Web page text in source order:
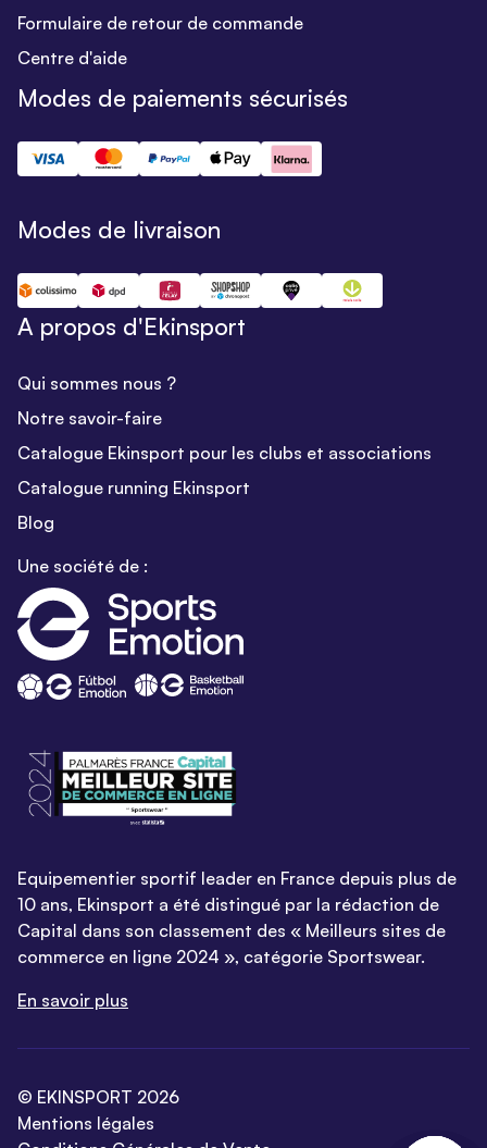
Formulaire de retour de commande
Centre d'aide
Modes de paiements sécurisés
Modes de livraison
A propos d'Ekinsport
Qui sommes nous ?
Notre savoir-faire
Catalogue Ekinsport pour les clubs et associations
Catalogue running Ekinsport
Blog
Une société de :
Equipementier sportif leader en France depuis plus de
10 ans, Ekinsport a été distingué par la rédaction de
Capital dans son classement des « Meilleurs sites de
commerce en ligne 2024 », catégorie Sportswear.
En savoir plus
© EKINSPORT 2026
Mentions légales